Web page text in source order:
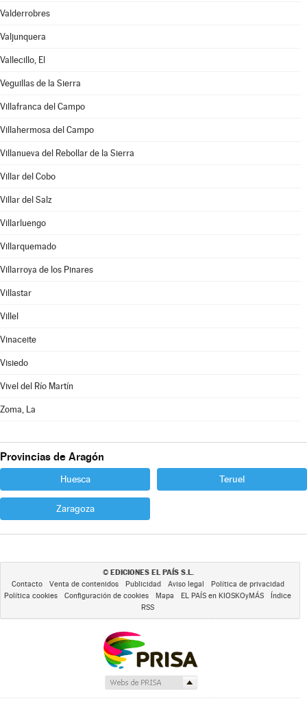
Valderrobres
Valjunquera
Vallecillo, El
Veguillas de la Sierra
Villafranca del Campo
Villahermosa del Campo
Villanueva del Rebollar de la Sierra
Villar del Cobo
Villar del Salz
Villarluengo
Villarquemado
Villarroya de los Pinares
Villastar
Villel
Vinaceite
Visiedo
Vivel del Río Martín
Zoma, La
Provincias de Aragón
Huesca Teruel
Zaragoza
© EDICIONES EL PAÍS S.L.
Contacto Venta de contenidos Publicidad Aviso legal
Política de privacidad
Política cookies
Configuración de cookies Mapa EL PAÍS en KIOSKOyMÁS
Índice
RSS